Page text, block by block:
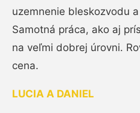
uzemnenie bleskozvodu
Samotná práca, ako aj
na veľmi dobrej úrovni.
cena.
LUCIA A DANIEL